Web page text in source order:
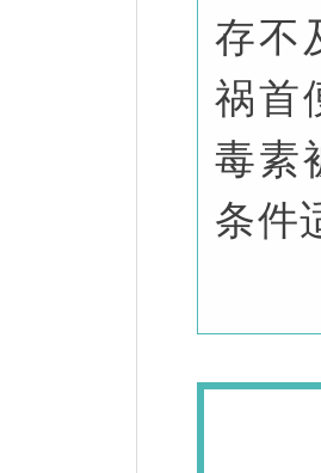
存不
祸首
毒素
条件